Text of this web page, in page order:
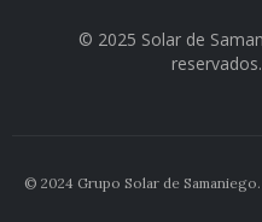
© 2025 Solar de
© 2024 Grupo Solar de